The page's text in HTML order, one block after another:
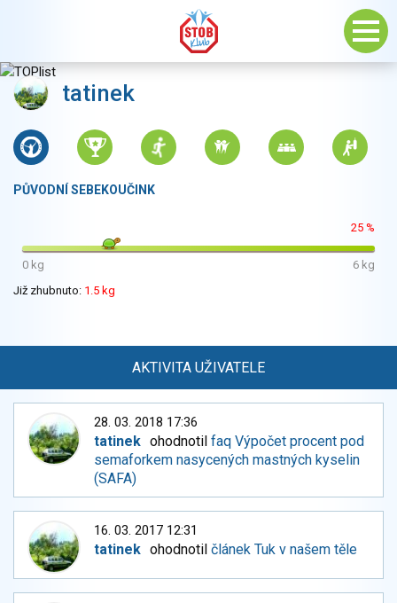
tatinek
PŮVODNÍ SEBEKOUČINK
25 %
0 kg
6 kg
Již zhubnuto: 1.5 kg
AKTIVITA UŽIVATELE
28. 03. 2018 17:36
tatinek ohodnotilfaq Výpočet procent pod
semaforkem nasycených mastných kyselin
(SAFA)
16. 03. 2017 12:31
tatinek ohodnotilčlánek Tuk v našem těle